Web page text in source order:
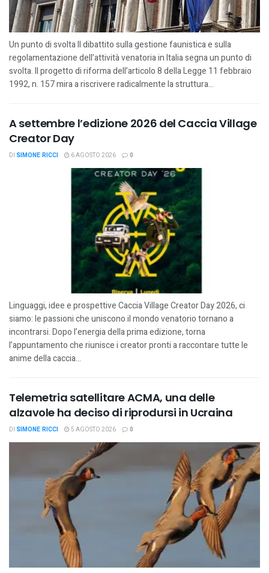
Un punto di svolta Il dibattito sulla gestione faunistica e sulla
regolamentazione dell’attività venatoria in Italia segna un punto di
svolta. Il progetto di riforma dell’articolo 8 della Legge 11 febbraio
1992, n. 157 mira a riscrivere radicalmente la struttura...
A settembre l’edizione 2026 del Caccia Village
Creator Day
DI SIMONE RICCI 6 AGOSTO 2026 0
Linguaggi, idee e prospettive Caccia Village Creator Day 2026, ci
siamo: le passioni che uniscono il mondo venatorio tornano a
incontrarsi. Dopo l’energia della prima edizione, torna
l’appuntamento che riunisce i creator pronti a raccontare tutte le
anime della caccia...
Telemetria satellitare ACMA, una delle
alzavole ha deciso di riprodursi in Ucraina
DI SIMONE RICCI 5 AGOSTO 2026 0